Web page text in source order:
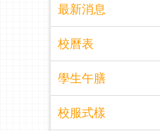
最新消息
校曆表
學生午膳
校服式樣